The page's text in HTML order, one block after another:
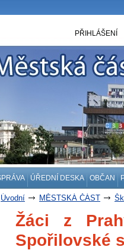
ÚŘEDNÍ DESKA OBČAN
PŘIHLÁŠENÍ
Úvodní MĚSTSKÁ ČÁST
Žáci z
Spořilovské